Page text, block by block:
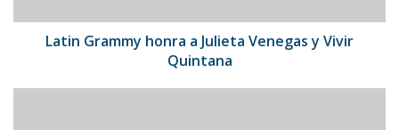
Quintana
Latin Grammy honra a Julieta Venegas y Vivir
Quintana